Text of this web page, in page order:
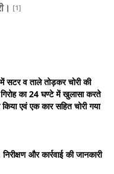
[1]
में सटर व ताले तोड़कर चोरी की
का 24 घण्टे में खुलासा करते
एवं एक कार सहित चोरी गया
और कार्रवाई की जानकारी